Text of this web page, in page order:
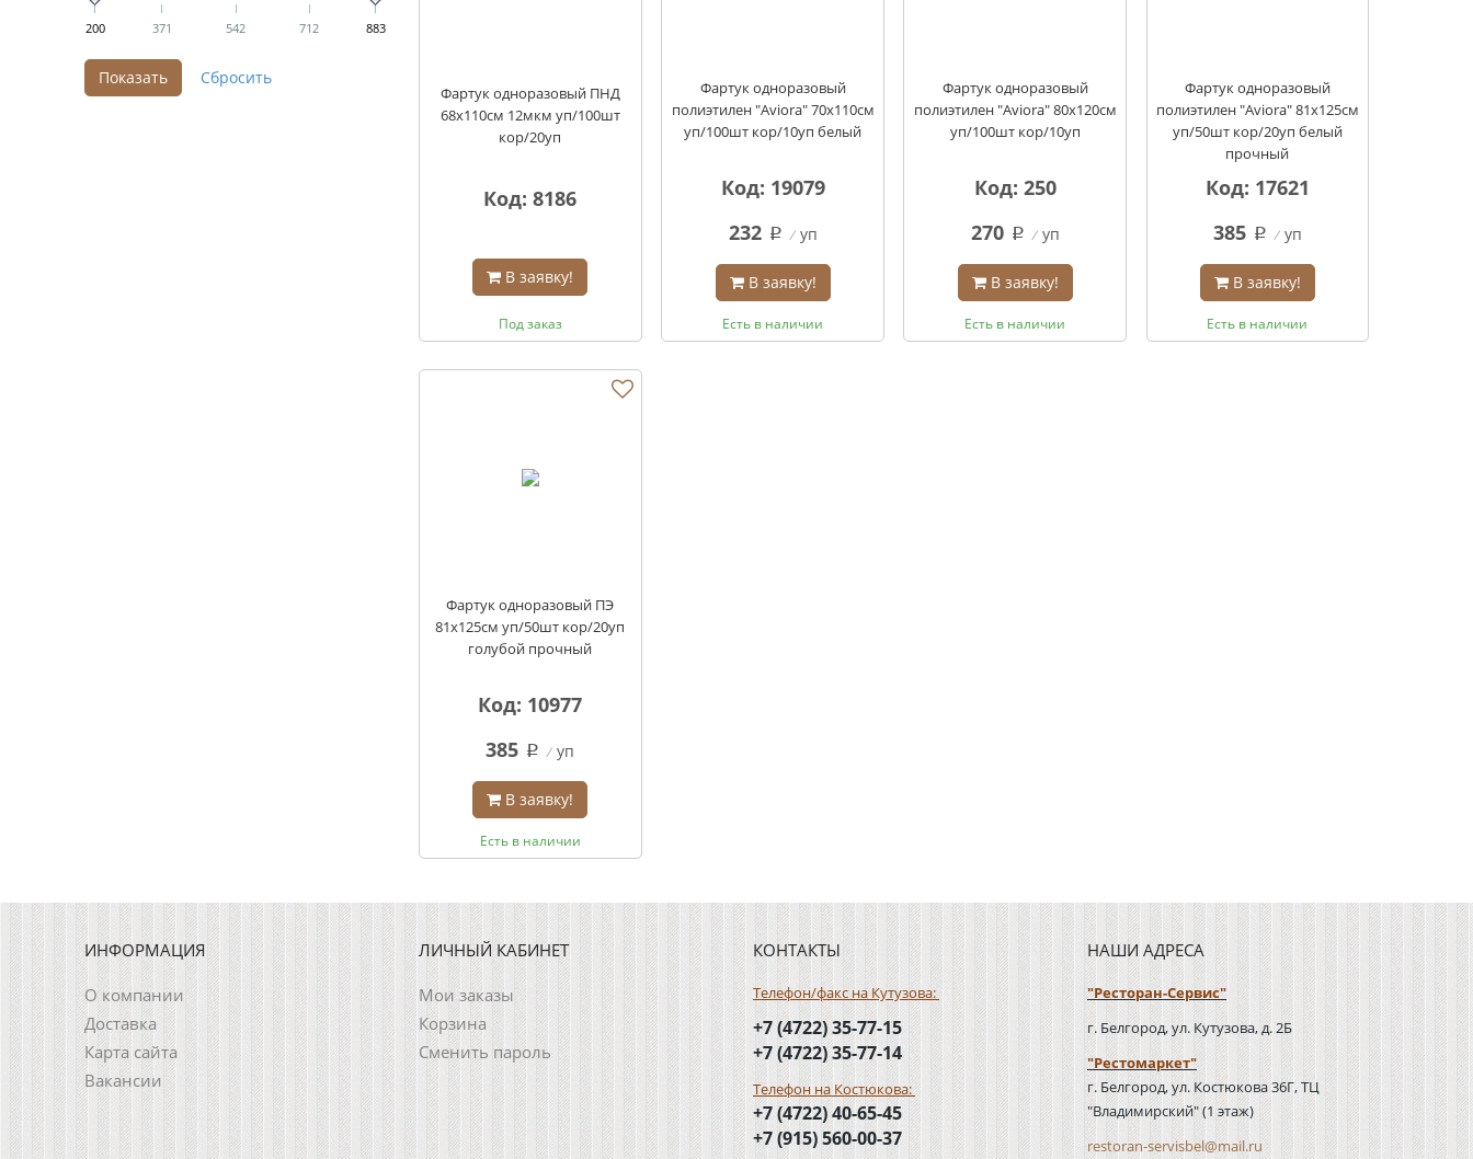
200 371 542 712 883
Фартук одноразовый ПНД
68х110см 12мкм уп/100шт
кор/20уп
Код: 8186
В заявку!
Под заказ
Фартук одноразовый
полиэтилен "Aviora" 70х110см
уп/100шт кор/10уп белый
Код: 19079
232 q уп
В заявку!
Есть в наличии
Фартук одноразовый
полиэтилен "Aviora" 80х120см
уп/100шт кор/10уп
Код: 250
270 q уп
В заявку!
Есть в наличии
Фартук одноразовый
полиэтилен "Aviora" 81х125см
уп/50шт кор/20уп белый
прочный
Код: 17621
385 q уп
В заявку!
Есть в наличии
Фартук одноразовый ПЭ
81х125см уп/50шт кор/20уп
голубой прочный
Код: 10977
385 q уп
В заявку!
Есть в наличии
ИНФОРМАЦИЯ
О компании
Доставка
Карта сайта
Вакансии
ЛИЧНЫЙ КАБИНЕТ
Мои заказы
Корзина
Сменить пароль
КОНТАКТЫ
Телефон/факс на Кутузова:
+7 (4722) 35-77-15
+7 (4722) 35-77-14
Телефон на Костюкова:
+7 (4722) 40-65-45
+7 (915) 560-00-37
НАШИ АДРЕСА
"Ресторан-Сервис"
г. Белгород, ул. Кутузова, д. 2Б
"Рестомаркет"
г. Белгород, ул. Костюкова 36Г, ТЦ
"Владимирский" (1 этаж)
restoran-servisbel@mail.ru